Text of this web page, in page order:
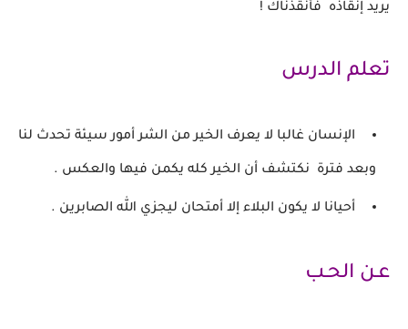
يريد إنقاذه فأنقذناك !
تعلم الدرس
الإنسان غالبا لا يعرف الخير من الشر أمور سيئة تحدث لنا
وبعد فترة نكتشف أن الخير كله يكمن فيها والعكس .
أحيانا لا يكون البلاء إلا أمتحان ليجزي الله الصابرين .
عـن الحـب